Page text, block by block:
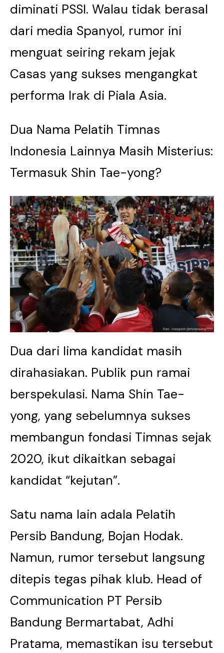
diminati PSSI. Walau tidak berasal
dari media Spanyol, rumor ini
menguat seiring rekam jejak
Casas yang sukses mengangkat
performa Irak di Piala Asia.
Dua Nama Pelatih Timnas
Indonesia Lainnya Masih Misterius:
Termasuk Shin Tae-yong?
Dua dari lima kandidat masih
dirahasiakan. Publik pun ramai
berspekulasi. Nama Shin Tae-
yong, yang sebelumnya sukses
membangun fondasi Timnas sejak
2020, ikut dikaitkan sebagai
kandidat “kejutan”.
Satu nama lain adala Pelatih
Persib Bandung, Bojan Hodak.
Namun, rumor tersebut langsung
ditepis tegas pihak klub. Head of
Communication PT Persib
Bandung Bermartabat, Adhi
Pratama, memastikan isu tersebut